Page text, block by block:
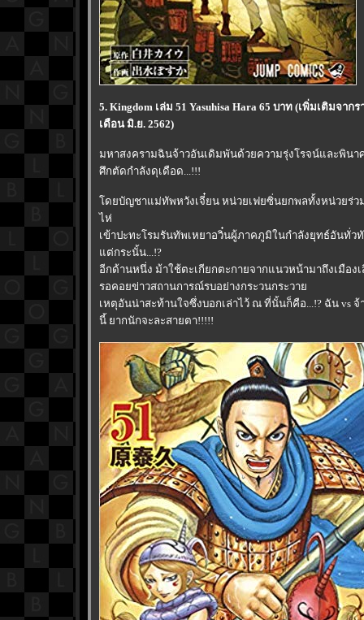
5. Kingdom เล่ม 51 Yasuhisa Hara 65 บาท (เพิ่มเติมจาก
เดือน มิ.ย. 2562)
มหาสงครามฉินจ้าวอันเดิมพันด้วยความรุ่งโรจน์และพินา
ศึกตัดกำลังดุเดือด...!!!
ดยบัญชาแม่ทัพหวังเจี๋ยน หน่วยเฟยซิ่นยกพลทั้งหน่วยร่ว
ไห่
เข้าปะทะโรมรันทัพเหยาอวิ๋นผู้ภาคภูมิในกำลังยุทธ์อันทั่ว
ต่กระนั้น...!?
อีกด้านหนึ่ง ม้าใช้ตะเกียกตะกายจากแนวหน้ามาถึงเมือง
รอคอยข่าวสถานการณ์รบอย่างกระวนกระวา
เหตุอันน่าสะท้านใจซึ่งบอกเล่าไว้ ณ ที่นั้นก็คือ...!? ฉัน vs
นี้ ยากนักจะละสายตา!!!!!